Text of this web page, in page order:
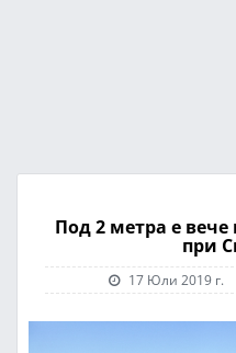
Под 2 метра е
при
17 Юли 2019 г.